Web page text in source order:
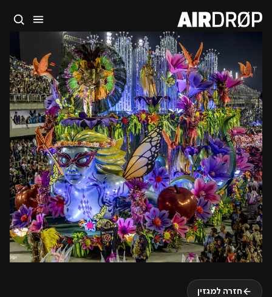
חזרה למגזין
סגור
מה מחפשים?
🎪פסטיבלים 🎶מועדונים ✈️חו״ל 🔥בקרוב
טיפ: אפשר להקליד שם אומן, עיר, תאריך או שם חג.